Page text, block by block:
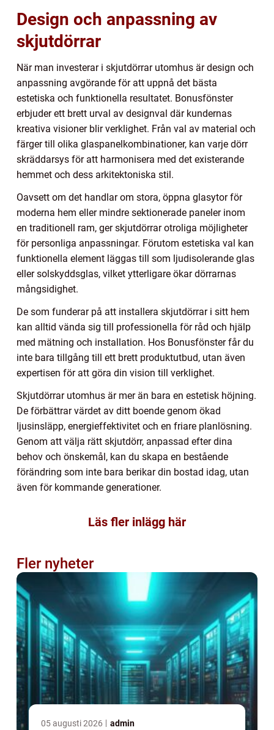
Design och anpassning av
skjutdörrar
När man investerar i skjutdörrar utomhus är design och
anpassning avgörande för att uppnå det bästa
estetiska och funktionella resultatet. Bonusfönster
erbjuder ett brett urval av designval där kundernas
kreativa visioner blir verklighet. Från val av material och
färger till olika glaspanelkombinationer, kan varje dörr
skräddarsys för att harmonisera med det existerande
hemmet och dess arkitektoniska stil.
Oavsett om det handlar om stora, öppna glasytor för
moderna hem eller mindre sektionerade paneler inom
en traditionell ram, ger skjutdörrar otroliga möjligheter
för personliga anpassningar. Förutom estetiska val kan
funktionella element läggas till som ljudisolerande glas
eller solskyddsglas, vilket ytterligare ökar dörrarnas
mångsidighet.
De som funderar på att installera skjutdörrar i sitt hem
kan alltid vända sig till professionella för råd och hjälp
med mätning och installation. Hos Bonusfönster får du
inte bara tillgång till ett brett produktutbud, utan även
expertisen för att göra din vision till verklighet.
Skjutdörrar utomhus är mer än bara en estetisk höjning.
De förbättrar värdet av ditt boende genom ökad
ljusinsläpp, energieffektivitet och en friare planlösning.
Genom att välja rätt skjutdörr, anpassad efter dina
behov och önskemål, kan du skapa en bestående
förändring som inte bara berikar din bostad idag, utan
även för kommande generationer.
Läs fler inlägg här
Fler nyheter
05 augusti 2026 admin